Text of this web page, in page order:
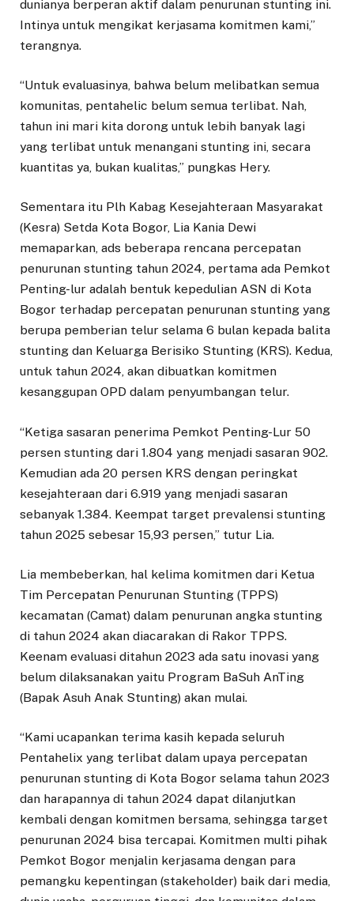
dunianya berperan aktif dalam penurunan stunting ini.
Intinya untuk mengikat kerjasama komitmen kami,”
terangnya.
“Untuk evaluasinya, bahwa belum melibatkan semua
komunitas, pentahelic belum semua terlibat. Nah,
tahun ini mari kita dorong untuk lebih banyak lagi
yang terlibat untuk menangani stunting ini, secara
kuantitas ya, bukan kualitas,” pungkas Hery.
Sementara itu Plh Kabag Kesejahteraan Masyarakat
(Kesra) Setda Kota Bogor, Lia Kania Dewi
memaparkan, ads beberapa rencana percepatan
penurunan stunting tahun 2024, pertama ada Pemkot
Penting-lur adalah bentuk kepedulian ASN di Kota
Bogor terhadap percepatan penurunan stunting yang
berupa pemberian telur selama 6 bulan kepada balita
stunting dan Keluarga Berisiko Stunting (KRS). Kedua,
untuk tahun 2024, akan dibuatkan komitmen
kesanggupan OPD dalam penyumbangan telur.
“Ketiga sasaran penerima Pemkot Penting-Lur 50
persen stunting dari 1.804 yang menjadi sasaran 902.
Kemudian ada 20 persen KRS dengan peringkat
kesejahteraan dari 6.919 yang menjadi sasaran
sebanyak 1.384. Keempat target prevalensi stunting
tahun 2025 sebesar 15,93 persen,” tutur Lia.
Lia membeberkan, hal kelima komitmen dari Ketua
Tim Percepatan Penurunan Stunting (TPPS)
kecamatan (Camat) dalam penurunan angka stunting
di tahun 2024 akan diacarakan di Rakor TPPS.
Keenam evaluasi ditahun 2023 ada satu inovasi yang
belum dilaksanakan yaitu Program BaSuh AnTing
(Bapak Asuh Anak Stunting) akan mulai.
“Kami ucapankan terima kasih kepada seluruh
Pentahelix yang terlibat dalam upaya percepatan
penurunan stunting di Kota Bogor selama tahun 2023
dan harapannya di tahun 2024 dapat dilanjutkan
kembali dengan komitmen bersama, sehingga target
penurunan 2024 bisa tercapai. Komitmen multi pihak
Pemkot Bogor menjalin kerjasama dengan para
pemangku kepentingan (stakeholder) baik dari media,